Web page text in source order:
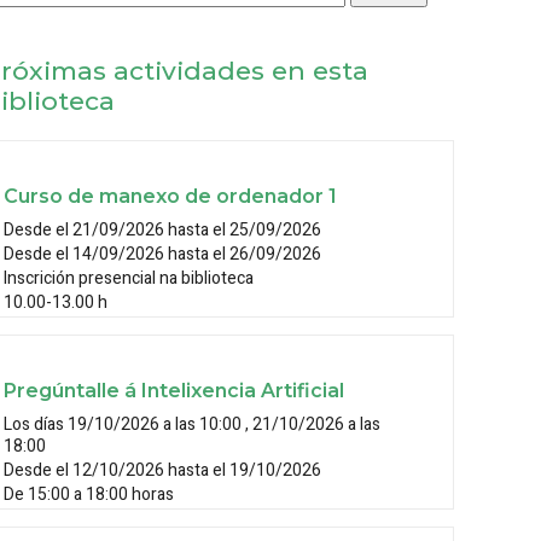
actividades en esta
Curso de manexo de ordenador 1
Desde el 21/09/2026 hasta el 25/09/2026
Desde el 14/09/2026 hasta el 26/09/2026
Inscrición presencial na biblioteca
10.00-13.00 h
Pregúntalle á Intelixencia Artificial
Los días 19/10/2026 a las 10:00 , 21/10/2026 a las
18:00
Desde el 12/10/2026 hasta el 19/10/2026
De 15:00 a 18:00 horas